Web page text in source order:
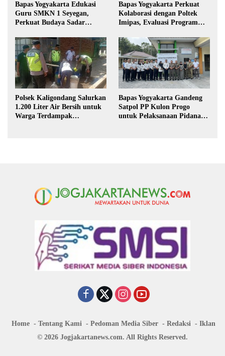
Bapas Yogyakarta Edukasi
Guru SMKN 1 Seyegan,
Perkuat Budaya Sadar
Bapas Yogyakarta Perkuat
Kolaborasi dengan Poltek
Imipas, Evaluasi Program
Polsek Kaligondang Salurkan
1.200 Liter Air Bersih untuk
Warga Terdampak
Bapas Yogyakarta Gandeng
Satpol PP Kulon Progo
untuk Pelaksanaan Pidana
Home Tentang Kami Pedoman Media Siber Redaksi
Iklan
© 2026 Jogjakartanews.com. All Rights Reserved.